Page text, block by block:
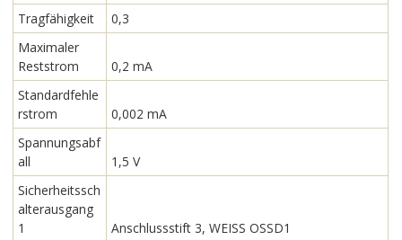
Tragfähigkeit
0,3
Maximaler
Reststrom
0,2 mA
Standardfehle
rstrom
0,002 mA
Spannungsabf
all
1,5 V
Sicherheitssch
alterausgang
1
Anschlussstift 3, WEISS OSSD1